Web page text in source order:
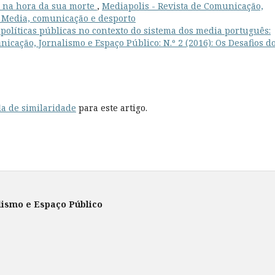
hora da sua morte , Mediapolis - Revista de Comunicação,
comunicação e desporto
públicas no contexto do sistema dos media português:
Jornalismo e Espaço Público: N.º 2 (2016): Os Desafios
de similaridade para este artigo.
e Espaço Público